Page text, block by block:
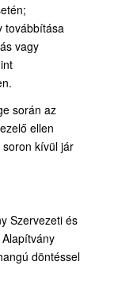
továbbítása
vagy
során az
ellen
kívül jár
Szervezeti és
döntéssel